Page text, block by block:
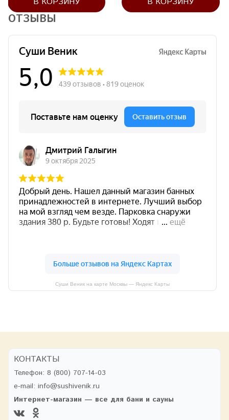
ОТЗЫВЫ
Суши Веник на карте Москвы — Яндекс Карты
КОНТАКТЫ
Телефон: 8 (800) 707-14-03
e-mail: info@sushivenik.ru
Интернет-магазин — все для бани и сауны